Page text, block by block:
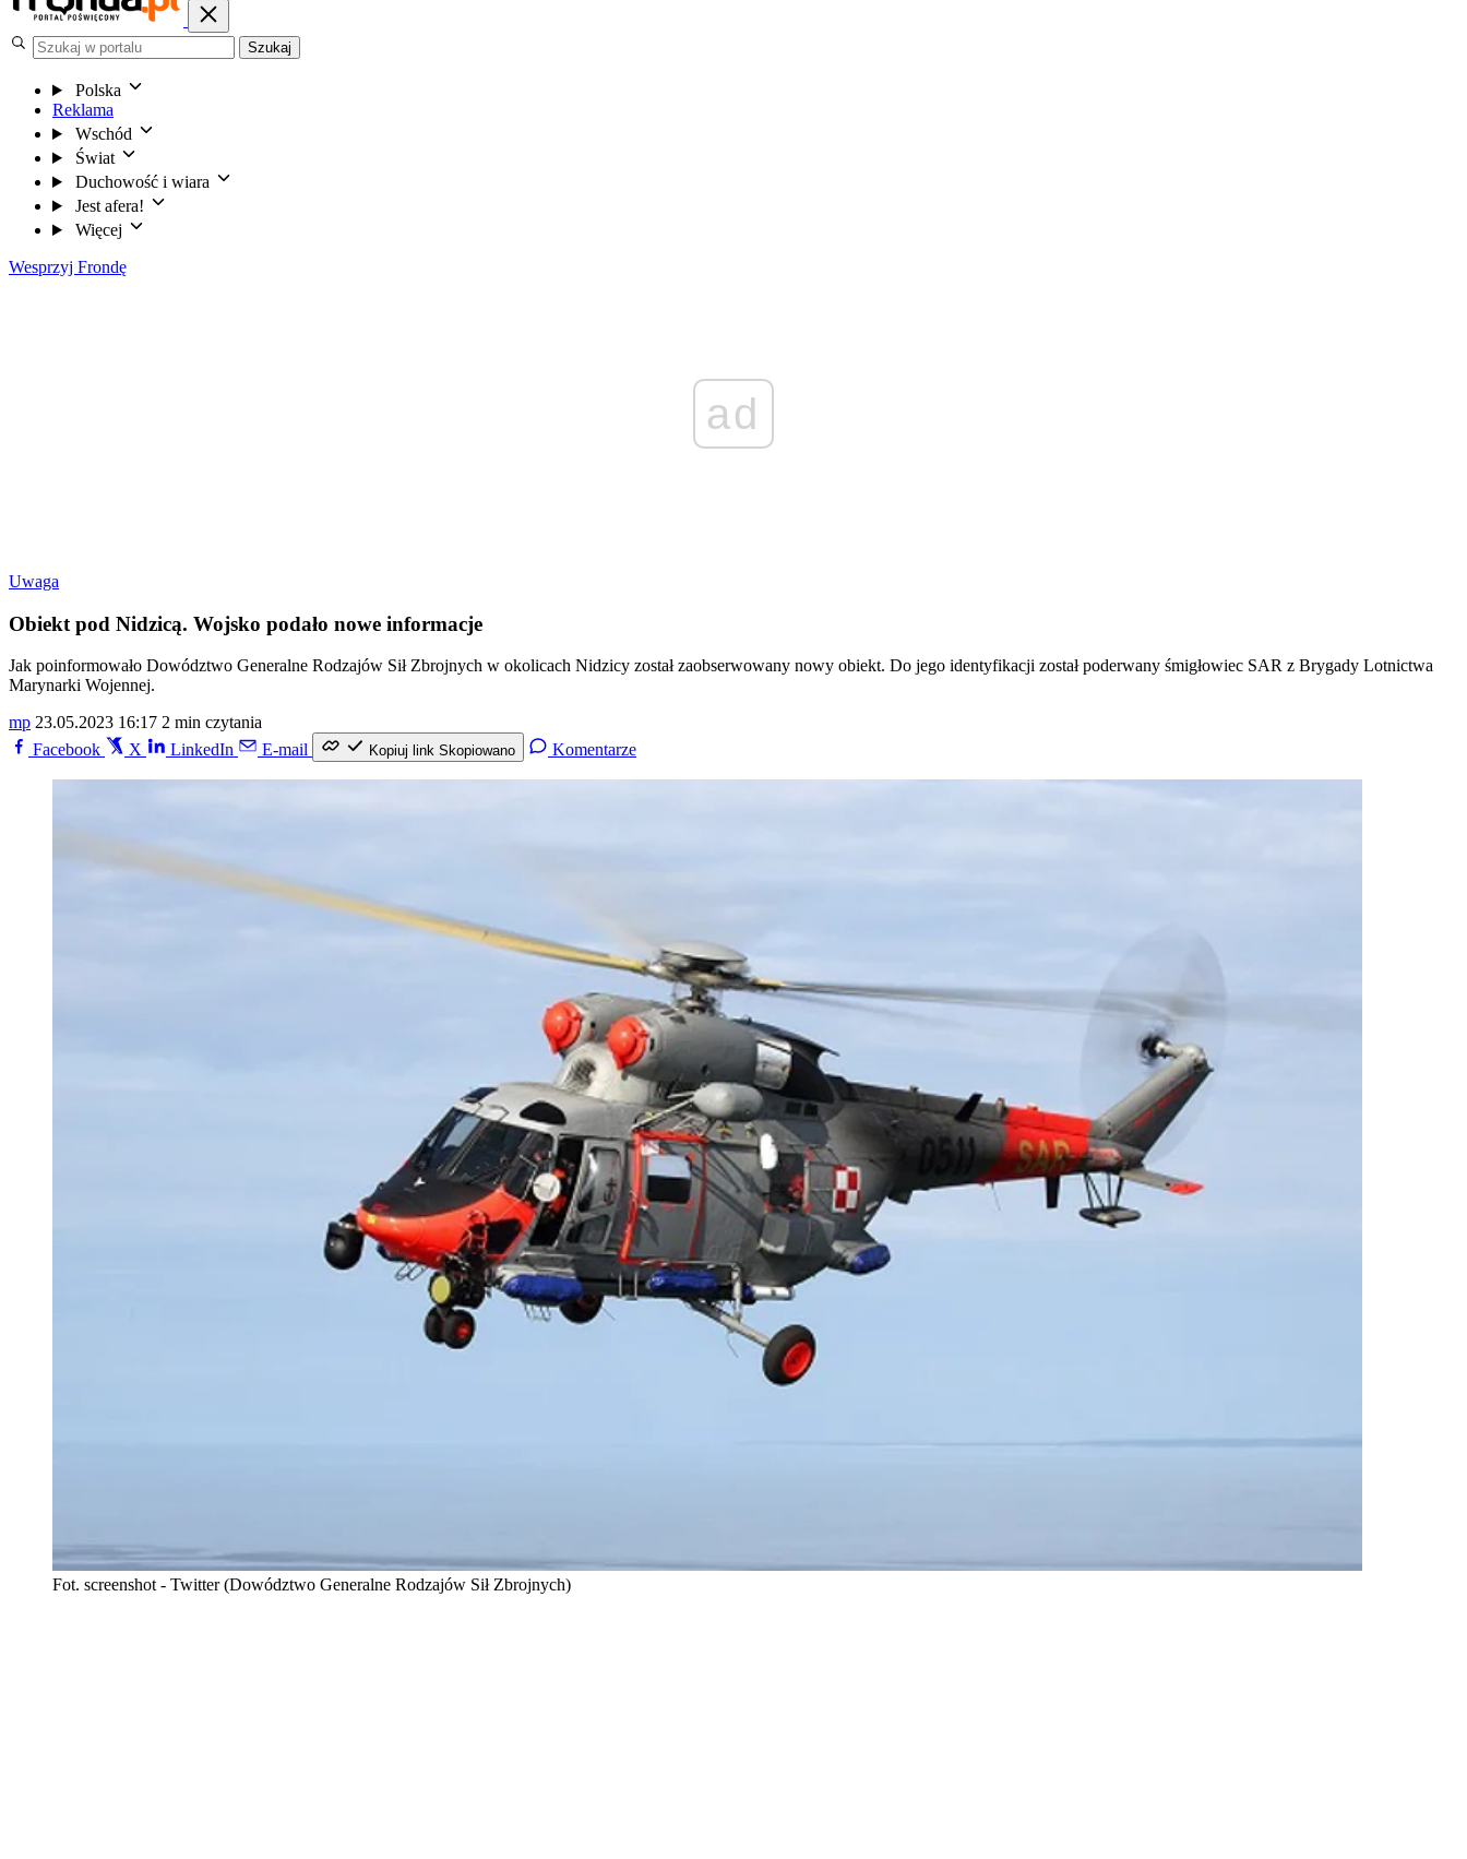
Szukaj
Polska
Reklama
Wschód
Świat
Duchowość i wiara
Jest afera!
Więcej
Wesprzyj Frondę
ad
Uwaga
Obiekt pod Nidzicą. Wojsko podało nowe informacje
Jak poinformowało Dowództwo Generalne Rodzajów Sił Zbrojnych w okolicach Nidzicy został zaobserwowany nowy obiekt. Do jego identyfikacji został poderwany śmigłowiec SAR z Brygady Lotnictwa
Marynarki Wojennej.
mp 23.05.2023 16:17 2 min czytania
Facebook
X LinkedIn E-mail Kopiuj link Skopiowano Komentarze
Fot. screenshot - Twitter (Dowództwo Generalne Rodzajów Sił Zbrojnych)